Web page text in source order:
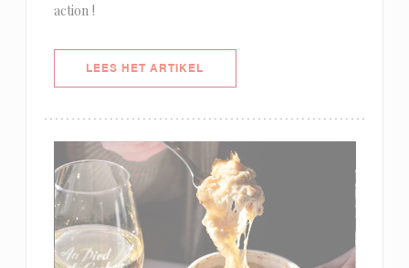
action !
LEES HET ARTIKEL